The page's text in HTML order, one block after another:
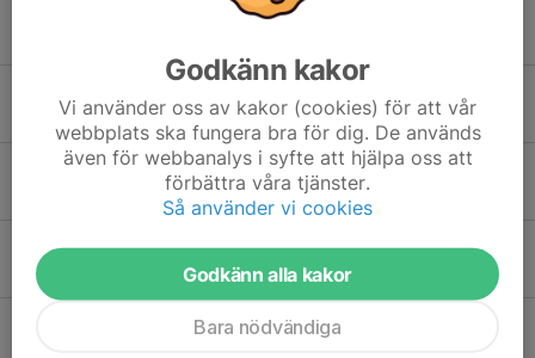
Schema kiosk och matchvärd herrmatcher 25/26
12 jan 2025 0
Föräldramatch 19/12 och juluppehåll
13 dec 2024 0
Utlämning Ravellipaket
0
Utlämning av matchställ på torsdags träningen
Godkänn kakor
Vi använder oss av kakor (cookies) för att vår
webbplats ska fungera bra för dig. De används
även för webbanalys i syfte att hjälpa oss att
förbättra våra tjänster.
Så använder vi cookies
Godkänn alla kakor
Bara nödvändiga